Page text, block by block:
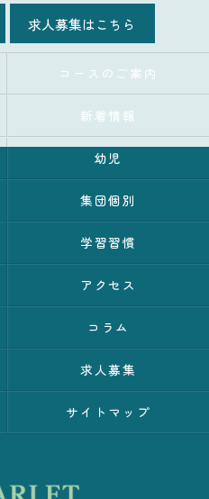
求人募集はこちら
コースのご案内
新着情報
幼児
集団個別
学習習慣
アクセス
コラム
求人募集
サイトマップ